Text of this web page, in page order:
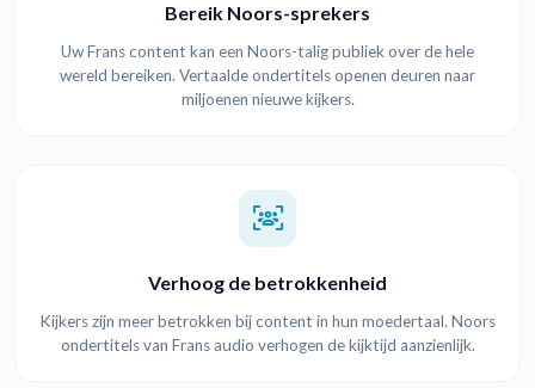
Bereik Noors-sprekers
Uw Frans content kan een Noors-talig publiek over de hele
wereld bereiken. Vertaalde ondertitels openen deuren naar
miljoenen nieuwe kijkers.
Verhoog de betrokkenheid
Kijkers zijn meer betrokken bij content in hun moedertaal. Noors
ondertitels van Frans audio verhogen de kijktijd aanzienlijk.